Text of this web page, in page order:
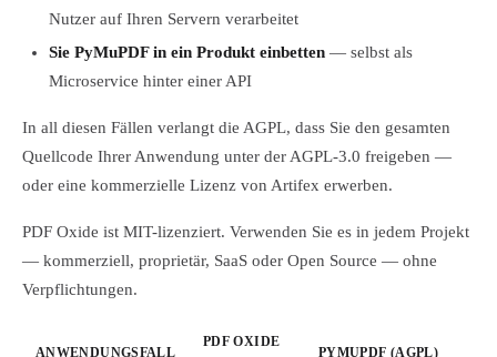
Nutzer auf Ihren Servern verarbeitet
Sie PyMuPDF in ein Produkt einbetten — selbst als
Microservice hinter einer API
In all diesen Fällen verlangt die AGPL, dass Sie den gesamten
Quellcode Ihrer Anwendung unter der AGPL-3.0 freigeben —
oder eine kommerzielle Lizenz von Artifex erwerben.
PDF Oxide ist MIT-lizenziert. Verwenden Sie es in jedem Projekt
— kommerziell, proprietär, SaaS oder Open Source — ohne
Verpflichtungen.
ANWENDUNGSFALL
PDF OXIDE
PYMUPDF (AGPL)